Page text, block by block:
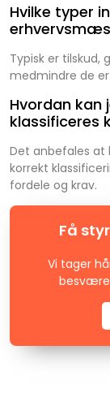
Hvilke typer
Typisk er
medmindre de
Hvordan kan
klassificeres
Det anbefales at
korrekt
fordele og krav.
Få
Vi tager